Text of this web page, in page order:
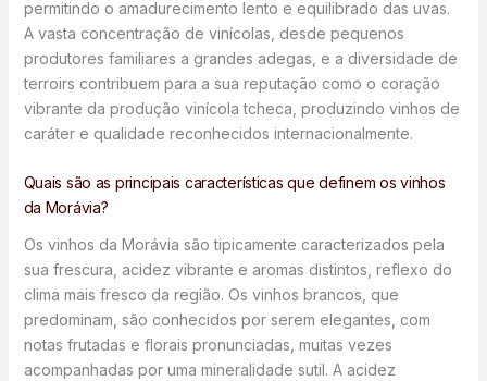
permitindo o amadurecimento lento e equilibrado das uvas.
A vasta concentração de vinícolas, desde pequenos
produtores familiares a grandes adegas, e a diversidade de
terroirs contribuem para a sua reputação como o coração
vibrante da produção vinícola tcheca, produzindo vinhos de
caráter e qualidade reconhecidos internacionalmente.
Quais são as principais características que definem os vinhos
da Morávia?
Os vinhos da Morávia são tipicamente caracterizados pela
sua frescura, acidez vibrante e aromas distintos, reflexo do
clima mais fresco da região. Os vinhos brancos, que
predominam, são conhecidos por serem elegantes, com
notas frutadas e florais pronunciadas, muitas vezes
acompanhadas por uma mineralidade sutil. A acidez